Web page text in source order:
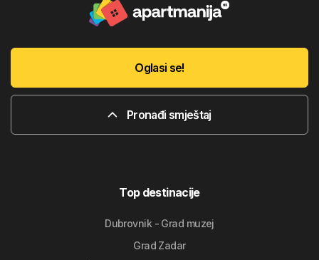
Oglasi se!
Pronađi smještaj
Top destinacije
Dubrovnik - Grad muzej
Grad Zadar